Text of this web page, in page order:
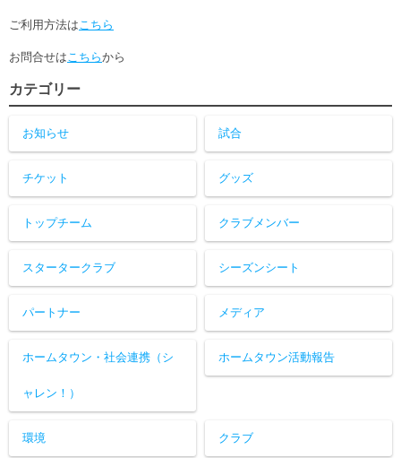
ご利用方法は こちら
お問合せは こちらから
カテゴリー
お知らせ 試合
チケット グッズ
トップチーム クラブメンバー
スタータークラブ シーズンシート
パートナー メディア
ホームタウン・社会連携（シ
ャレン！）
ホームタウン活動報告
環境 クラブ